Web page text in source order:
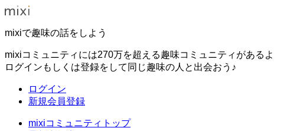
mixiで趣味の話をしよう
mixiコミュニティには270万を超える趣味コミュニティがあるよ
ログインもしくは登録をして同じ趣味の人と出会おう♪
ログイン
新規会員登録
mixiコミュニティトップ